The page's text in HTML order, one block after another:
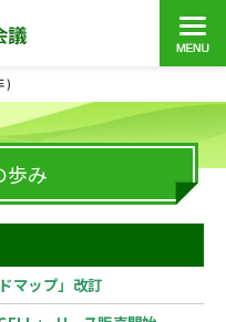
)
歩み
マップ」改訂